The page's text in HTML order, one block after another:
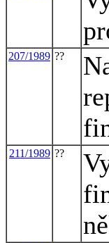
207/1989 ??
211/1989 ??